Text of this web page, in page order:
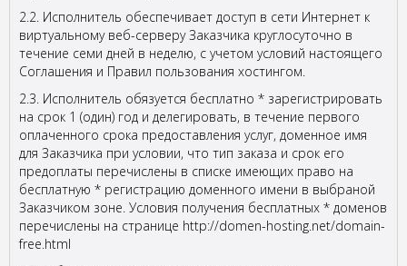
2.2. Исполнитель обеспечивает доступ в сети Интернет к
виртуальному веб-серверу Заказчика круглосуточно в
течение семи дней в неделю, с учетом условий настоящего
Соглашения и Правил пользования хостингом.
2.3. Исполнитель обязуется бесплатно * зарегистрировать
на срок 1 (один) год и делегировать, в течение первого
оплаченного срока предоставления услуг, доменное имя
для Заказчика при условии, что тип заказа и срок его
предоплаты перечислены в списке имеющих право на
бесплатную * регистрацию доменного имени в выбраной
Заказчиком зоне. Условия получения бесплатных * доменов
перечислены на странице http://domen-hosting.net/domain-
free.html